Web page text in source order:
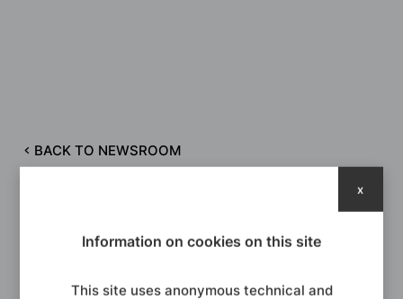
BACK TO NEWSROOM
Information on cookies on this site
This site uses anonymous technical and
x